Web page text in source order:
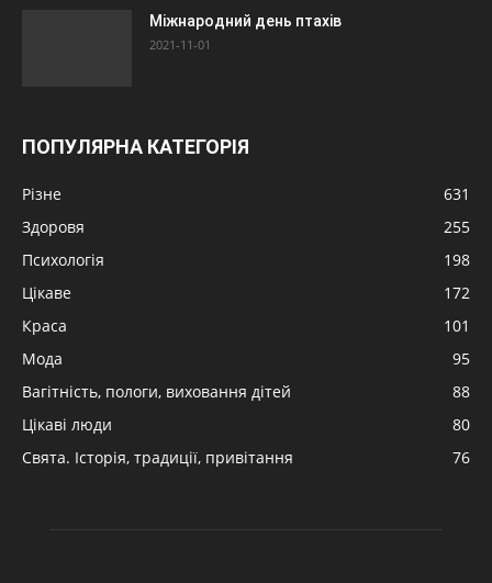
Міжнародний день птахів
2021-11-01
ПОПУЛЯРНА КАТЕГОРІЯ
Різне
631
Здоровя
255
Психологія
198
Цікаве
172
Краса
101
Мода
95
Вагітність, пологи, виховання дітей
88
Цікаві люди
80
Свята. Історія, традиції, привітання
76